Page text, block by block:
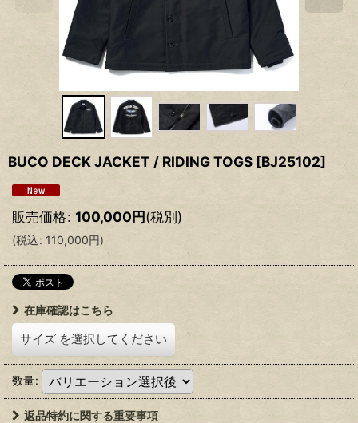
BUCO DECK JACKET / RIDING TOGS [BJ25102]
販売価格: 100,000円(税別)
(税込: 110,000円)
在庫確認はこちら
サイズ を選択してください
数量:
返品特約に関する重要事項